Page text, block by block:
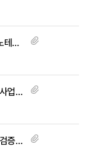
[사업공고] 2026년 포항강소연구개발특구 이노테크 기업육성사업 참여기업 모집 안내
2026년 하반기 박사후연구원 펠로우십 PIURI 사업 시행 안내
2026년 8월말 퇴직교원 정부포상 후보자 공개검증 안내